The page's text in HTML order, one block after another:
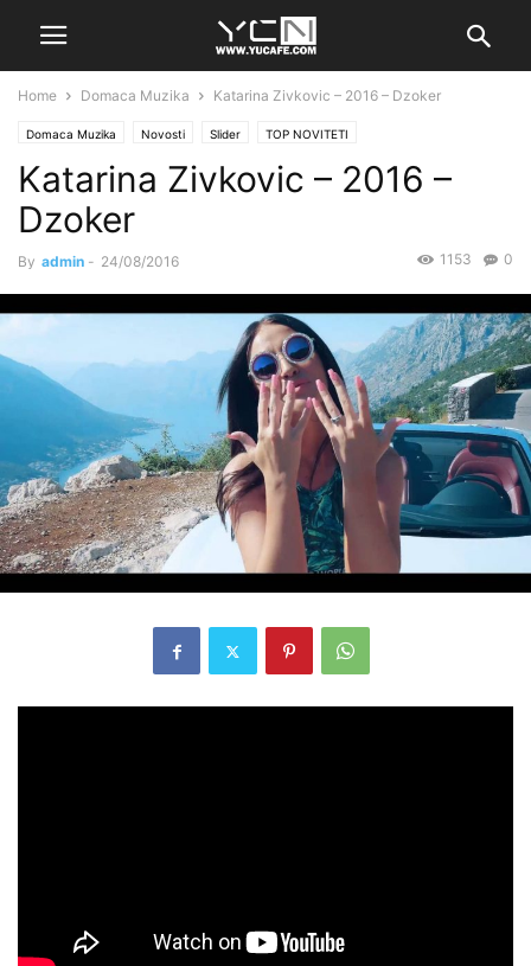
Home Domaca Muzika Katarina Zivkovic – 2016 – Dzoker
Domaca Muzika Novosti Slider TOP NOVITETI
Katarina Zivkovic – 2016 –
Dzoker
By admin - 24/08/2016 0
1153